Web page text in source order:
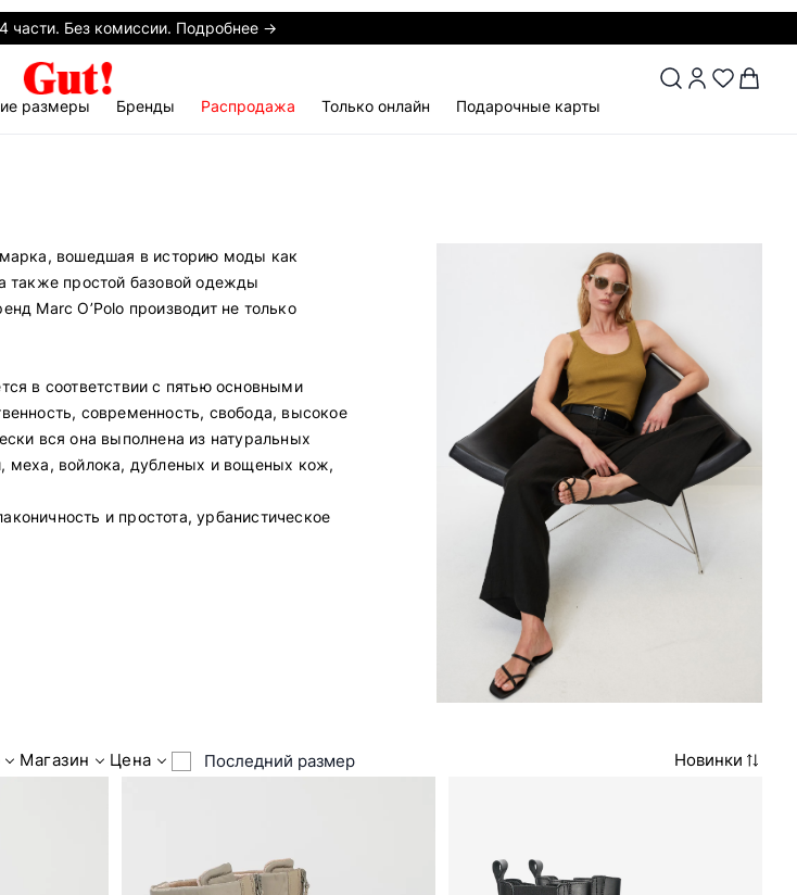
части. Без комиссии. Подробнее →
размеры Бренды Распродажа Только онлайн Подарочные карты
вошедшая в историю моды как
также простой базовой одежды
Marc O’Polo производит не только
в соответствии с пятью основными
современность, свобода, высокое
вся она выполнена из натуральных
меха, войлока, дубленых и вощеных кож,
и простота, урбанистическое
Магазин Цена Последний размер Новинки